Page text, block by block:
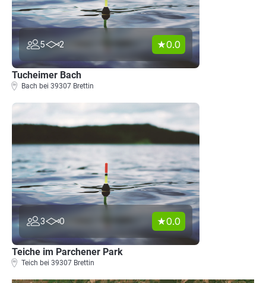
5 2 0.0
Tucheimer Bach
Bach bei 39307 Brettin
3 0 0.0
Teiche im Parchener Park
Teich bei 39307 Brettin